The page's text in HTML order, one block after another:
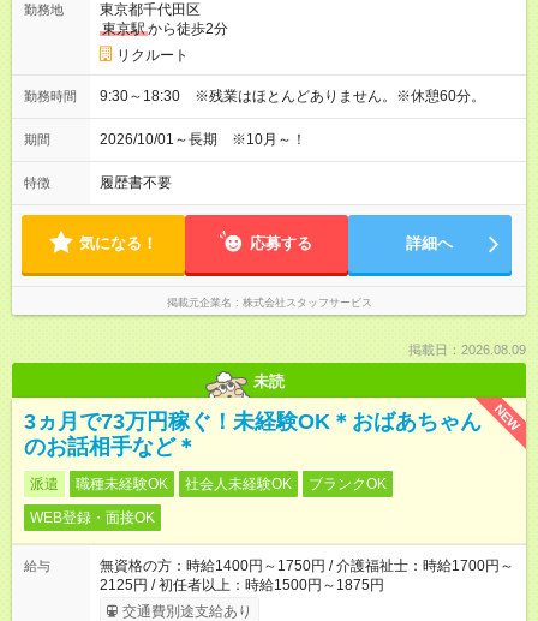
勤務地
東京都千代田区
東京駅から徒歩2分
リクルート
勤務時間 9:30～18:30 ※残業はほとんどありません。※休憩60分。
期間 2026/10/01～長期 ※10月～！
特徴 履歴書不要
気になる！ 応募する 詳細へ
掲載元企業名 株式会社スタッフサービス
掲載日：2026.08.09
未読
NEW
3ヵ月で73万円稼ぐ！未経験OK＊おばあちゃん
のお話相手など＊
派遣 職種未経験OK 社会人未経験OK
ブランクOK
WEB登録・面接OK
給与
無資格の方：時給1400円～1750円 / 介護福祉士：時給1700円～
2125円 / 初任者以上：時給1500円～1875円
交通費別途支給あり